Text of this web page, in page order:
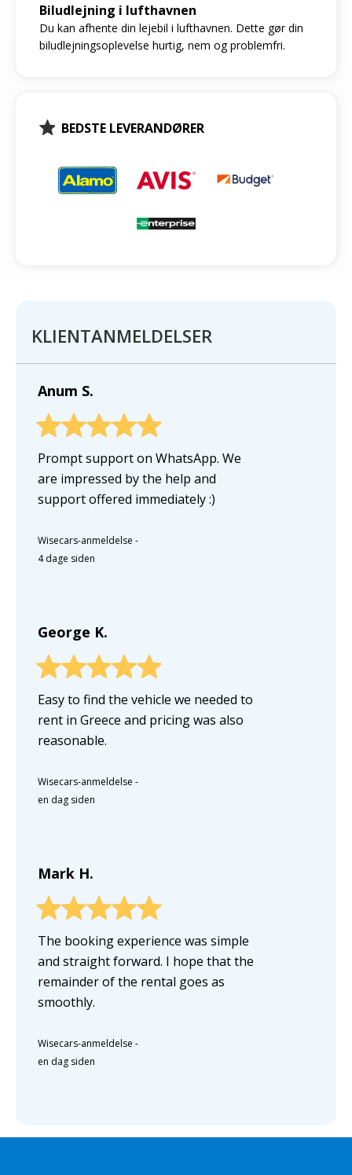
Biludlejning i lufthavnen
Du kan afhente din lejebil i lufthavnen. Dette gør din
biludlejningsoplevelse hurtig, nem og problemfri.
BEDSTE LEVERANDØRER
KLIENTANMELDELSER
Anum S.
Prompt support on WhatsApp. We
are impressed by the help and
support offered immediately :)
Wisecars-anmeldelse -
4 dage siden
George K.
Easy to find the vehicle we needed to
rent in Greece and pricing was also
reasonable.
Wisecars-anmeldelse -
en dag siden
Mark H.
The booking experience was simple
and straight forward. I hope that the
remainder of the rental goes as
smoothly.
Wisecars-anmeldelse -
en dag siden